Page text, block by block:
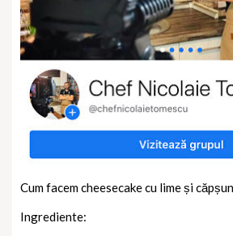
Cum facem cheesecake cu lime și
Ingrediente: